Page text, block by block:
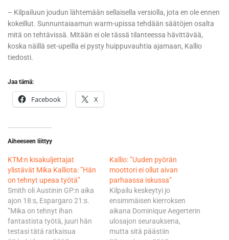
– Kilpailuun joudun lähtemään sellaisella versiolla, jota en ole ennen
kokeillut. Sunnuntaiaamun warm-upissa tehdään säätöjen osalta
mitä on tehtävissä. Mitään ei ole tässä tilanteessa hävittävää,
koska näillä set-upeilla ei pysty huippuvauhtia ajamaan, Kallio
tiedosti.
Jaa tämä:
Facebook X
Aiheeseen liittyy
KTM:n kisakuljettajat
ylistävät Mika Kalliota: ”Hän
on tehnyt upeaa työtä”
Smith oli Austinin GP:n aika
ajon 18:s, Espargaro 21:s.
”Mika on tehnyt ihan
fantastista työtä, juuri hän
testasi tätä ratkaisua
Kallio: ”Uuden pyörän
moottori ei ollut aivan
parhaassa iskussa”
Kilpailu keskeytyi jo
ensimmäisen kierroksen
aikana Dominique Aegerterin
ulosajon seurauksena,
mutta sitä päästiin